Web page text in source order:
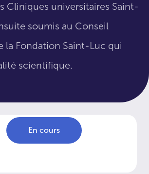
Cliniques universitaires Saint-
soumis au Conseil
la Fondation Saint-Luc qui
scientifique.
En cours